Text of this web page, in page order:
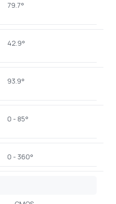
79.7°
42.9°
93.9°
0 - 85°
0 - 360°